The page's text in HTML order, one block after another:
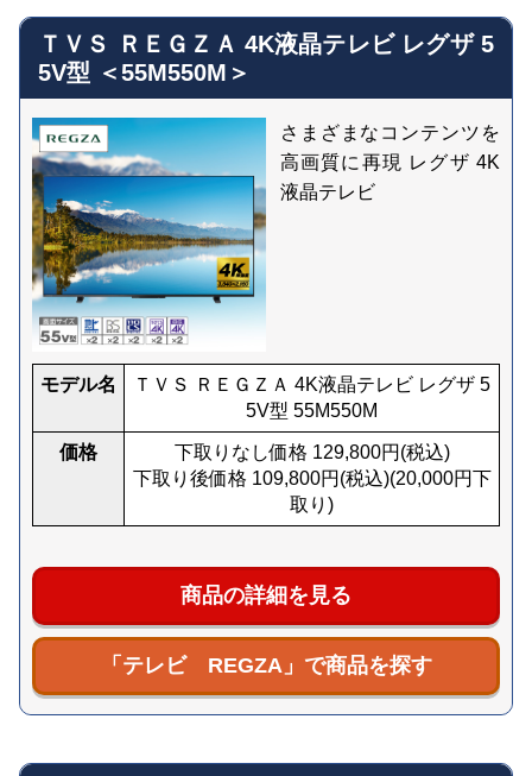
ＴＶＳ ＲＥＧＺＡ 4K液晶テレビ レグザ 5
5V型 ＜55M550M＞
さまざまなコンテンツを
高画質に再現 レグザ 4K
液晶テレビ
モデル名
ＴＶＳ ＲＥＧＺＡ 4K液晶テレビ レグザ 5
5V型 55M550M
価格 下取りなし価格 129,800円(税込)
下取り後価格 109,800円(税込)(20,000円下
取り)
商品の詳細を見る
「テレビ REGZA」で商品を探す